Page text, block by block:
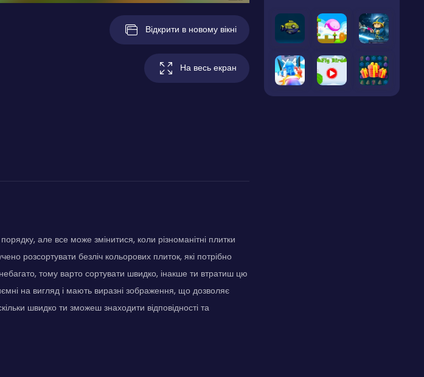
Відкрити в новому вікні
На весь екран
але все може змінитися, коли різноманітні плитки
розсортувати безліч кольорових плиток, які потрібно
тому варто сортувати швидко, інакше ти втратиш цю
на вигляд і мають виразні зображення, що дозволяє
швидко ти зможеш знаходити відповідності та